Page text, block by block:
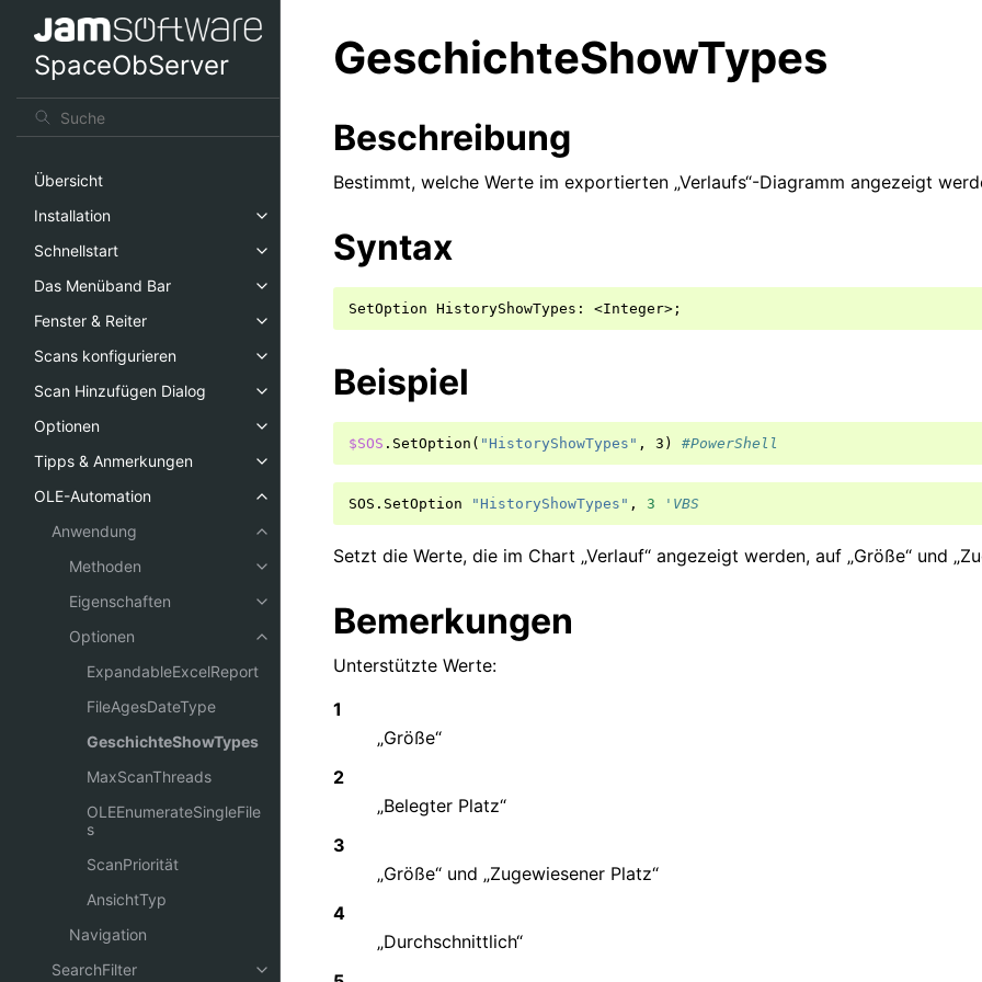
SpaceObServer
Übersicht
Installation
Schnellstart
Das Menüband Bar
Fenster & Reiter
Scans konfigurieren
Scan Hinzufügen Dialog
Optionen
Tipps & Anmerkungen
OLE-Automation
Anwendung
Methoden
Eigenschaften
Optionen
ExpandableExcelReport
FileAgesDateType
GeschichteShowTypes
MaxScanThreads
OLEEnumerateSingleFile
s
ScanPriorität
AnsichtTyp
Navigation
SearchFilter
GeschichteShowTypes
Beschreibung
Bestimmt, welche Werte im exportierten „Verlaufs“-Diagramm angezeigt
Syntax
SetOption HistoryShowTypes : <Integer>;
Beispiel
$SOS . SetOption ( "HistoryShowTypes" , 3 ) #PowerShell
SOS . SetOption "HistoryShowTypes" , 3 'VBS
Setzt die Werte, die im Chart „Verlauf“ angezeigt werden, auf „Größe“ und
Bemerkungen
Unterstützte Werte:
1
„Größe“
2
„Belegter Platz“
3
„Größe“ und „Zugewiesener Platz“
4
„Durchschnittlich“